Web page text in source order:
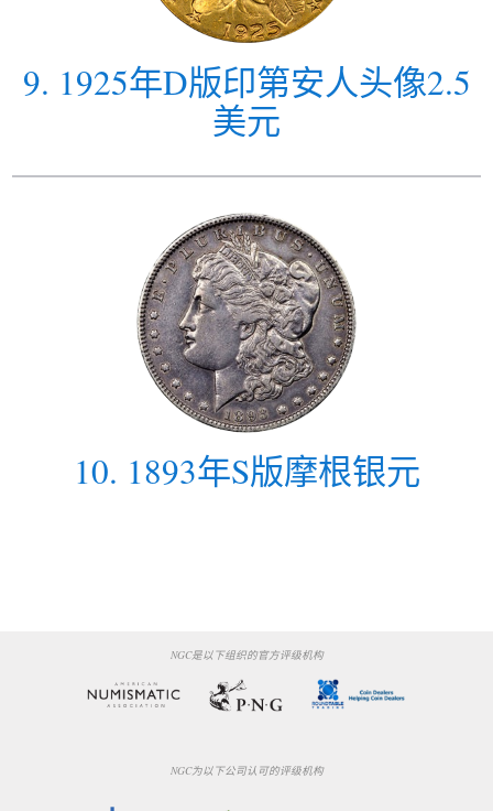
9. 1925年D版印第安人头像2.5
美元
10. 1893年S版摩根银元
NGC是以下组织的官方评级机构
NGC为以下公司认可的评级机构